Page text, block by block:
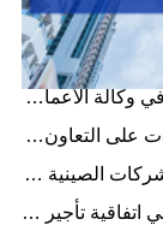
◆ كيفية بناء علاقات جيدة مع الشركاء المحليين في التعاون التجاري بدولة الإمارات؟
◆ كيفية التعامل مع مشكلة تأخير اتخاذ القرار في وكالة الأعمال التجارية بالإمارات؟
◆ كيف تؤثر ثقافة التسلسل الهرمي في الإمارات على التعاون التجاري مع الوكلاء؟
◆ ما هي الاختلافات الثقافية التي يجب على الشركات الصينية مراعاتها عند العمل في مجال الوكالة التجارية في الإمارات؟
◆ ما هي العقوبات عند انتهاك متطلبات البيئة في اتفاقية تأجير مصنع الصناعية في الإمارات؟